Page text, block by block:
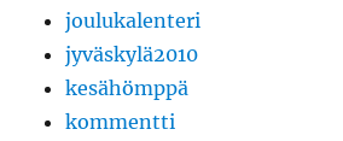
joulukalenteri
jyväskylä2010
kesähömppä
kommentti